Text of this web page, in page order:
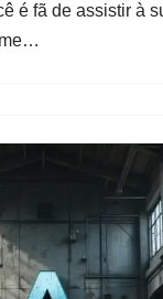
é fã de assistir à